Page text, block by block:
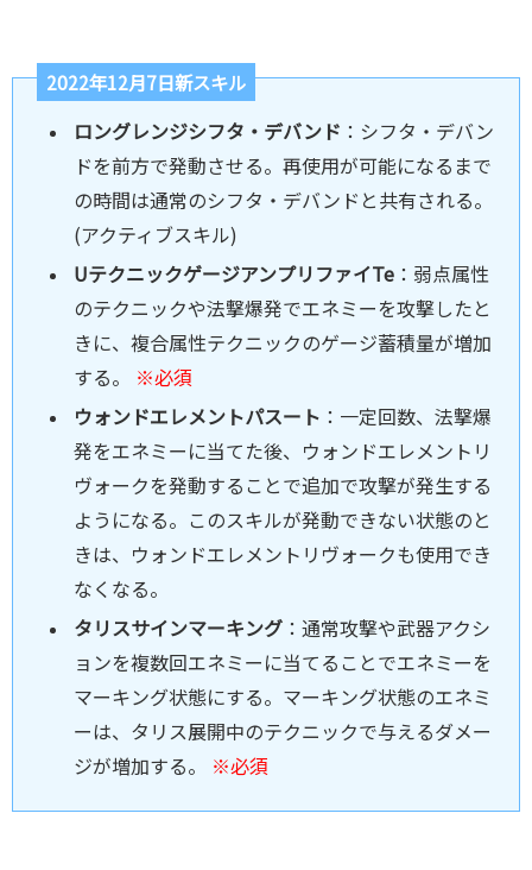
2022年12月7日新スキル
ロングレンジシフタ・デバンド ：シフタ・デバン
ドを前方で発動させる。再使用が可能になるまで
の時間は通常のシフタ・デバンドと共有される。
(アクティブスキル)
UテクニックゲージアンプリファイTe ：弱点属性
のテクニックや法撃爆発でエネミーを攻撃したと
きに、複合属性テクニックのゲージ蓄積量が増加
する。 ※必須
ウォンドエレメントパスート ：一定回数、法撃爆
発をエネミーに当てた後、ウォンドエレメントリ
ヴォークを発動することで追加で攻撃が発生する
ようになる。このスキルが発動できない状態のと
きは、ウォンドエレメントリヴォークも使用でき
なくなる。
タリスサインマーキング ：通常攻撃や武器アクシ
ョンを複数回エネミーに当てることでエネミーを
マーキング状態にする。マーキング状態のエネミ
ーは、タリス展開中のテクニックで与えるダメー
ジが増加する。 ※必須